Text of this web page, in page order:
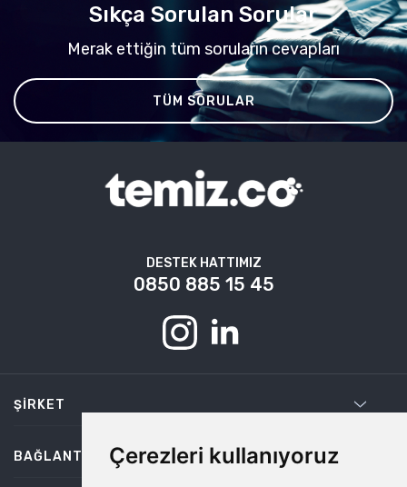
Çerezleri kullanıyoruz
Sıkça Sorulan Sorular
Merak ettiğin tüm soruların cevapları
TÜM SORULAR
DESTEK HATTIMIZ
0850 885 15 45
ŞIRKET
BAĞLANTILAR